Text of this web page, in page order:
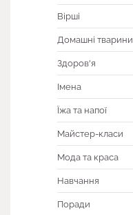
Вірші
Домашні тварини
Здоров'я
Імена
Їжа та напої
Майстер-класи
Мода та краса
Навчання
Поради